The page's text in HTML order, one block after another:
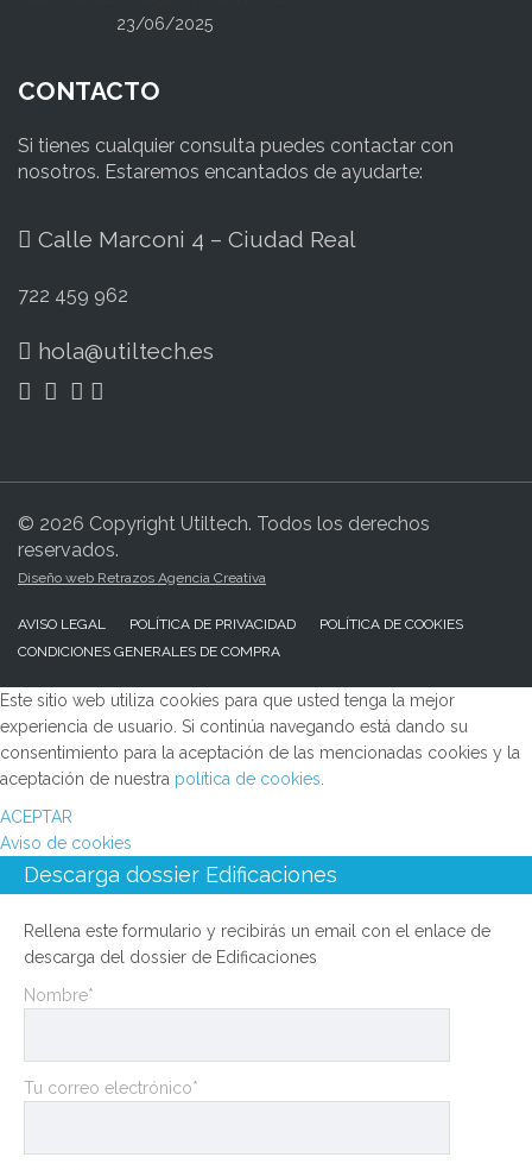
23/06/2025
CONTACTO
Si tienes cualquier consulta puedes contactar con
nosotros. Estaremos encantados de ayudarte:
Calle Marconi 4 – Ciudad Real
722 459 962
hola@utiltech.es
© 2026 Copyright Utiltech. Todos los derechos
reservados.
Diseño web Retrazos Agencia Creativa
AVISO LEGAL POLÍTICA DE PRIVACIDAD
POLÍTICA DE COOKIES
CONDICIONES GENERALES DE COMPRA
Este sitio web utiliza cookies para que usted tenga la mejor
experiencia de usuario. Si continúa navegando está dando su
consentimiento para la aceptación de las mencionadas cookies y la
aceptación de nuestra política de cookies
ACEPTAR
Aviso de cookies
Descarga dossier Edificaciones
Rellena este formulario y recibirás un email con el enlace de
descarga del dossier de Edificaciones
Nombre*
Tu correo electrónico*